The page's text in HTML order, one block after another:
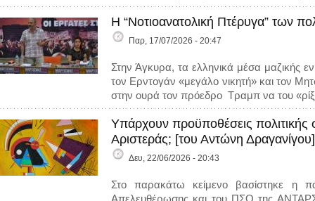
Η “Νοτιοανατολική Πτέρυγα” των
Παρ, 17/07/2026 - 20:47
Στην Άγκυρα, τα ελληνικά μέσα μαζικής
τον Ερντογάν «μεγάλο νικητή» και τον
στην ουρά τον πρόεδρο Τραμπ να του
Υπάρχουν προϋποθέσεις πολιτικής
Αριστεράς; [του Αντώνη Δραγανίγου]
Δευ, 22/06/2026 - 20:43
Στο παρακάτω κείμενο βασίστηκε η
Απελευθέρωσης και του ΠΣΟ της